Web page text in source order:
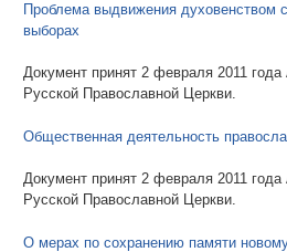
Проблема выдвижения духовенством
выборах
Документ принят 2 февраля 2011
Русской Православной Церкви.
Общественная деятельность
Документ принят 2 февраля 2011
Русской Православной Церкви.
О мерах по сохранению памяти